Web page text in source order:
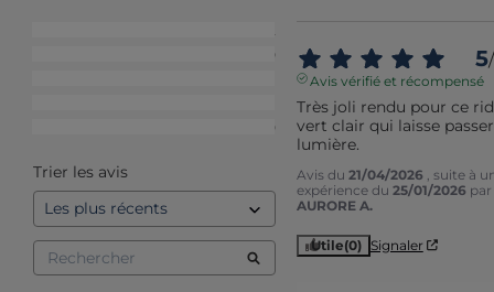
2
0
0
Trier les avis
5/
Avis vérifié et récompensé
Très joli rendu pour ce
vert clair qui laisse
lumière.
Avis du 21/04/2026
, suite à
expérience du 25/01/2026 par
AURORE A.
Utile(0) Signaler